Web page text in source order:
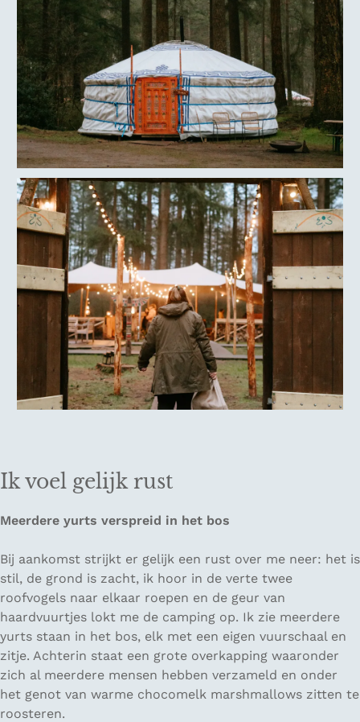
Ik voel gelijk rust
Meerdere yurts verspreid in het bos
Bij aankomst strijkt er gelijk een rust over me neer: het is
stil, de grond is zacht, ik hoor in de verte twee
roofvogels naar elkaar roepen en de geur van
haardvuurtjes lokt me de camping op. Ik zie meerdere
yurts staan in het bos, elk met een eigen vuurschaal en
zitje. Achterin staat een grote overkapping waaronder
zich al meerdere mensen hebben verzameld en onder
het genot van warme chocomelk marshmallows zitten te
roosteren.